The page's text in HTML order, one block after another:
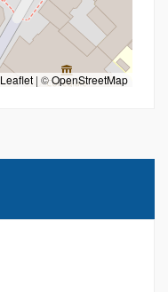
Leaflet | ©OpenStreetMap